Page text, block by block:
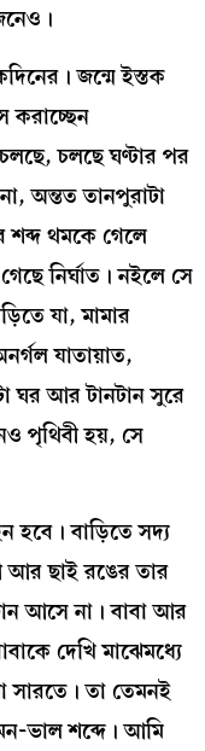
জন্মে ইস্তক
করাচ্ছেন
চলছে, চলছে ঘণ্টার পর
অন্তত তানপুরাটা
শব্দ থমকে গেলে
নির্ঘাত। নইলে সে
যা, মামার
যাতায়াত,
ঘর আর টানটান সুরে
পৃথিবী হয়, সে
হবে। বাড়িতে সদ্য
আর ছাই রঙের তার
আসে না। বাবা আর
দেখি মাঝেমধ্যে
সারতে। তা তেমনই
ভাল শব্দে। আমি